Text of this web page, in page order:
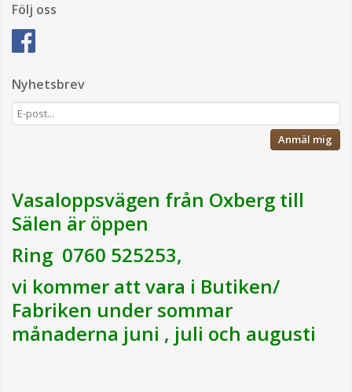
Följ oss
Nyhetsbrev
Anmäl mig
Vasaloppsvägen från Oxberg till
Sälen är öppen
Ring 0760 525253,
vi kommer att vara i Butiken/
Fabriken under sommar
månaderna juni , juli och augusti